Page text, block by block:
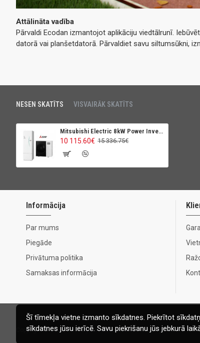
Attālināta vadība
Pārvaldi Ecodan izmantojot aplikāciju viedtālrunī.
datorā vai planšetdatorā. Pārvaldiet savu siltumsūkni,
NESEN SKATĪTS VISVAIRĀK SKATĪTS
Mitsubishi Electric 8kW Power Inverter Ecodan 300L
10 115.60€ 15 336.75€
Informācija
Par mums
Piegāde
Privātuma politika
Samaksas informācija
Copyright © 2020, Ecomaja.lv. Visas tiesības aizsargātas
Šī tīmekļa vietne izmanto sīkdatnes. Piekrītot
sīkdatnes jūsu ierīcē. Savu piekrišanu jūs jebkurā